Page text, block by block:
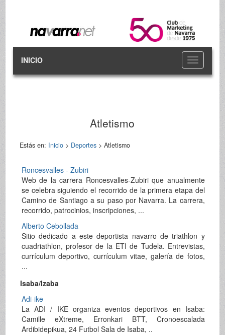
Toggle
navigation
INICIO
Atletismo
Estás en: Inicio> Deportes> Atletismo
Roncesvalles - Zubiri
Web de la carrera Roncesvalles-Zubiri que anualmente
se celebra siguiendo el recorrido de la primera etapa del
Camino de Santiago a su paso por Navarra. La carrera,
recorrido, patrocinios, inscripciones, ...
Alberto Cebollada
Sitio dedicado a este deportista navarro de triathlon y
cuadriathlon, profesor de la ETI de Tudela. Entrevistas,
currículum deportivo, currículum vitae, galería de fotos,
...
Isaba/Izaba
Adi-ike
La ADI / IKE organiza eventos deportivos en Isaba:
Camille eXtreme, Erronkari BTT, Cronoescalada
Ardibidepikua, 24 Futbol Sala de Isaba, ..